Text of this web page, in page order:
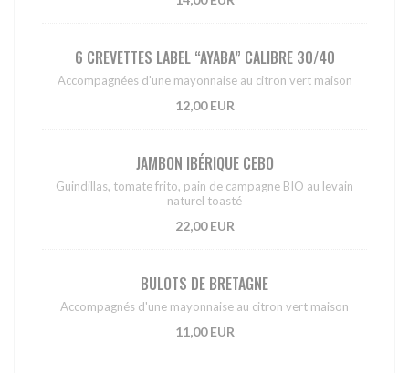
6 CREVETTES LABEL “AYABA” CALIBRE 30/40
Accompagnées d'une mayonnaise au citron vert maison
12,00 EUR
JAMBON IBÉRIQUE CEBO
Guindillas, tomate frito, pain de campagne BIO au levain
naturel toasté
22,00 EUR
BULOTS DE BRETAGNE
Accompagnés d'une mayonnaise au citron vert maison
11,00 EUR